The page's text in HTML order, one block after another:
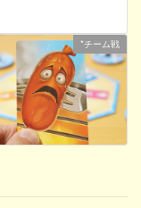
*チーム戦